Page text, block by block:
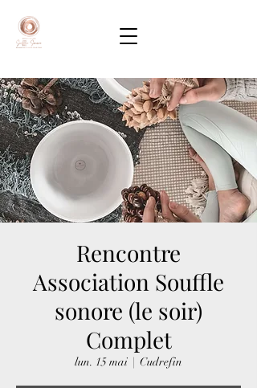
Rencontre
Association Souffle
sonore (le soir)
Complet
lun. 15 mai
  |
Cudrefin